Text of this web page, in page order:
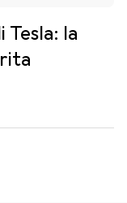
Tesla: la